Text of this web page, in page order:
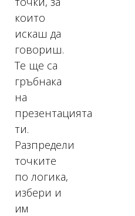
които
искаш да
говориш.
Те ще са
гръбнака
на
презентацията
ти.
Разпредели
точките
по логика,
избери и
им